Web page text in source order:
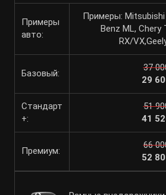
Примеры
авто:
Примеры:
Benz ML, Chery
RX/
Базовый:
37
29
Стандарт
+:
51
41
Премиум:
66
52